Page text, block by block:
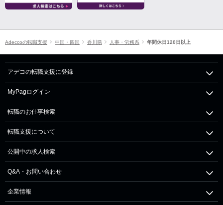
Adeccoの転職支援 中国・四国 香川県 人事・労務系 年間休日120日以上
アデコの転職支援に登録
MyPagログイン
転職のお仕事検索
転職支援について
公開中の求人検索
Q&A・お問い合わせ
企業情報